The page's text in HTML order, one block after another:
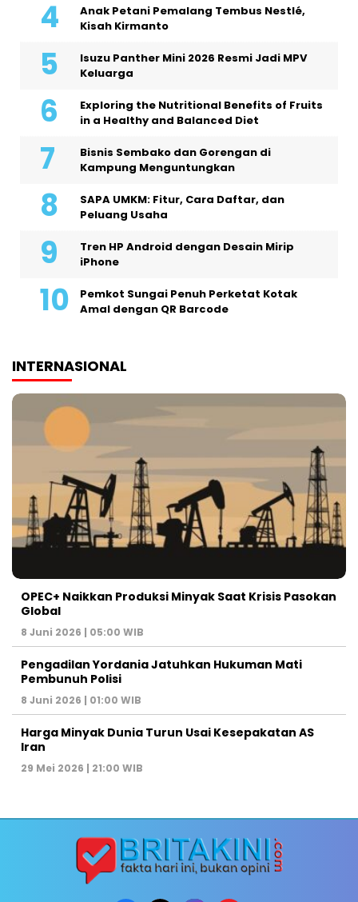
Anak Petani Pemalang Tembus Nestlé,
Kisah Kirmanto
Isuzu Panther Mini 2026 Resmi Jadi MPV
Keluarga
Exploring the Nutritional Benefits of Fruits
in a Healthy and Balanced Diet
Bisnis Sembako dan Gorengan di
Kampung Menguntungkan
SAPA UMKM: Fitur, Cara Daftar, dan
Peluang Usaha
Tren HP Android dengan Desain Mirip
iPhone
Pemkot Sungai Penuh Perketat Kotak
Amal dengan QR Barcode
INTERNASIONAL
OPEC+ Naikkan Produksi Minyak Saat Krisis Pasokan
Global
8 Juni 2026 | 05:00 WIB
Pengadilan Yordania Jatuhkan Hukuman Mati
Pembunuh Polisi
8 Juni 2026 | 01:00 WIB
Harga Minyak Dunia Turun Usai Kesepakatan AS
Iran
29 Mei 2026 | 21:00 WIB